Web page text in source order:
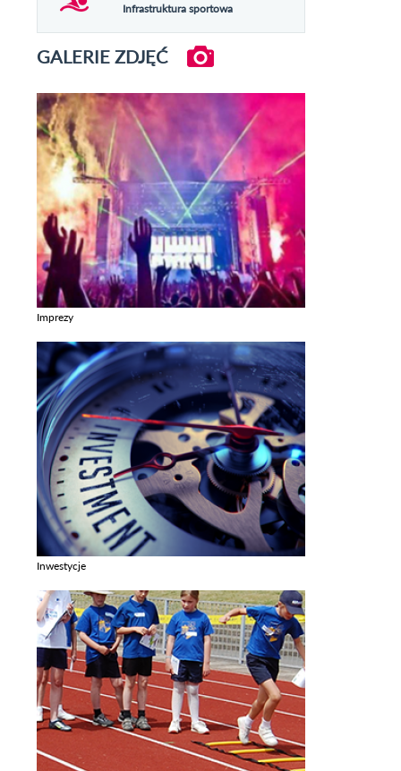
Infrastruktura sportowa
GALERIE ZDJĘĆ
Imprezy
Inwestycje